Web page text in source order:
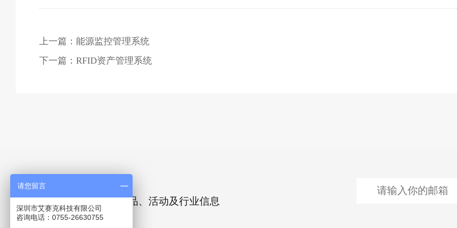
上一篇：能源监控管理系统
下一篇：RFID资产管理系统
让我们保持联系
第一时间获取我们的新产品、活动及行业信息
请您留言
深圳市艾赛克科技有限公司
咨询电话：0755-26630755